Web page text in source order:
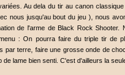
Au dela du tir au canon
nous jusqu'au bout du jeu ), nous
de l'arme de Black Rock
: On pourra faire du triple tir de
par terre, faire une grosse onde de
de lame bien senti. C'est d'ailleurs la